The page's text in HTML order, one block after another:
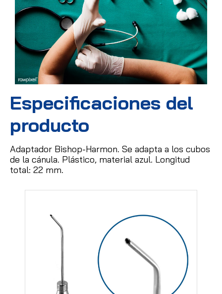
Especificaciones del
producto
Adaptador Bishop-Harmon. Se adapta a los cubos
de la cánula. Plástico, material azul. Longitud
total: 22 mm.